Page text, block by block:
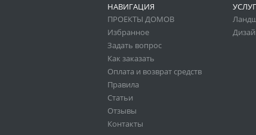
НАВИГАЦИЯ
ПРОЕКТЫ ДОМОВ
Избранное
Задать вопрос
Как заказать
Оплата и возврат средств
Правила
Статьи
Отзывы
Контакты